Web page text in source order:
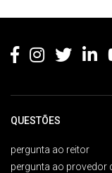
QUESTÕES
pergunta ao reitor
pergunta ao provedor